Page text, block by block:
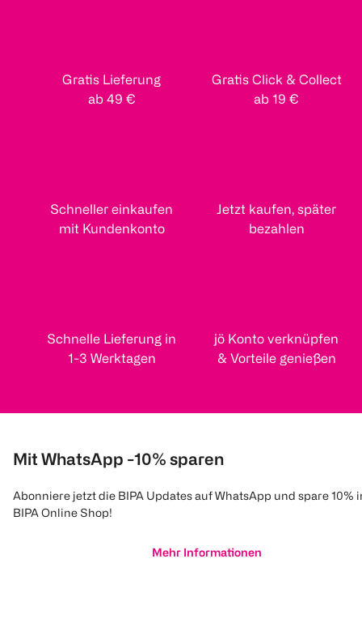
Gratis Lieferung
ab 49 €
Gratis Click & Collect
ab 19 €
Schneller einkaufen
mit Kundenkonto
Jetzt kaufen, später
bezahlen
Schnelle Lieferung in
1-3 Werktagen
jö Konto verknüpfen
& Vorteile genießen
Mit WhatsApp -10% sparen
Abonniere jetzt die BIPA Updates auf WhatsApp und spare 10%
BIPA Online Shop!
Mehr Informationen